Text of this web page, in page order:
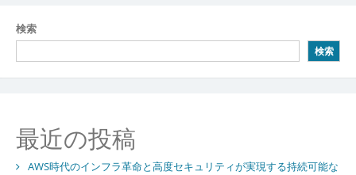
ビ
ゲ
ー
ョ
ン
検索
検索
最近の投稿
AWS時代のインフラ革命と高度セキュリティが実現する持続可能な